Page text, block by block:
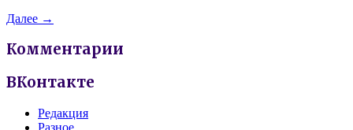
Далее →
Комментарии
ВКонтакте
Редакция
Разное